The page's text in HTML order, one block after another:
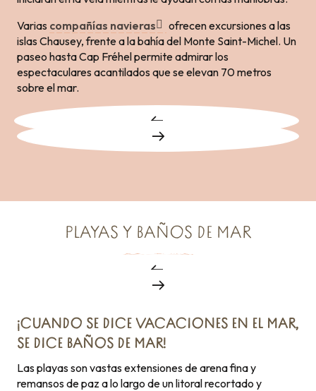
Varias compañías navieras
ofrecen excursiones a las
islas Chausey, frente a la bahía del Monte Saint-Michel. Un
paseo hasta Cap Fréhel permite admirar los
espectaculares acantilados que se elevan 70 metros
sobre el mar.
PLAYAS Y BAÑOS DE MAR
¡CUANDO SE DICE VACACIONES EN EL MAR,
SE DICE BAÑOS DE MAR!
Las playas son vastas extensiones de arena fina y
remansos de paz a lo largo de un litoral recortado y